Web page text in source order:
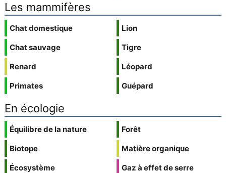
Les mammifères
Chat domestique
Chat sauvage
Renard
Primates
Lion
Tigre
Léopard
Guépard
En écologie
Équilibre de la nature
Biotope
Écosystème
Forêt
Matière organique
Gaz à effet de serre